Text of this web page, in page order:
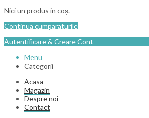
Nici un produs in coș.
Continua cumparaturile
Autentificare & Creare Cont
Menu
Categorii
Acasa
Magazin
Despre noi
Contact